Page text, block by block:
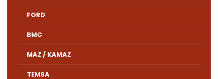
FORD
BMC
MAZ / KAMAZ
TEMSA